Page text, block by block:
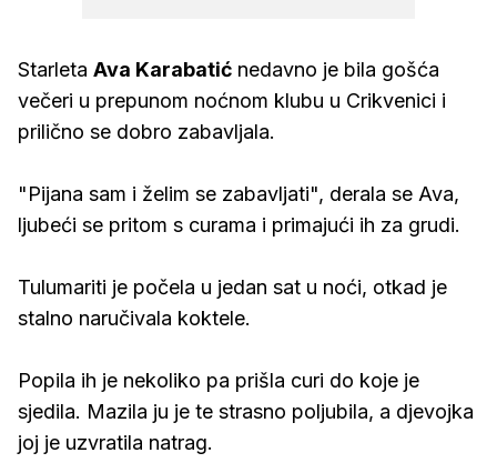
Starleta Ava Karabatić nedavno je bila gošća
večeri u prepunom noćnom klubu u Crikvenici i
prilično se dobro zabavljala.
"Pijana sam i želim se zabavljati", derala se Ava,
ljubeći se pritom s curama i primajući ih za grudi.
Tulumariti je počela u jedan sat u noći, otkad je
stalno naručivala koktele.
Popila ih je nekoliko pa prišla curi do koje je
sjedila. Mazila ju je te strasno poljubila, a djevojka
joj je uzvratila natrag.